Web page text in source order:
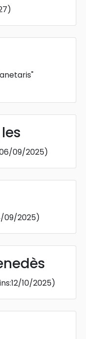
09/2025)
09/2025)
10/2025)